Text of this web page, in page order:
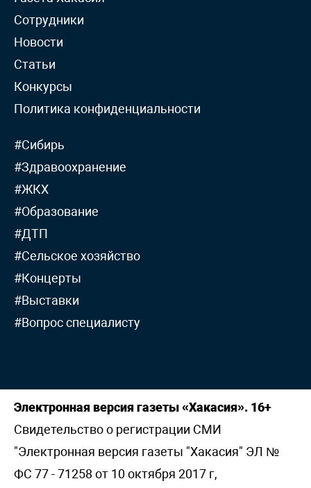
Сотрудники
Новости
Статьи
Конкурсы
Политика конфиденциальности
#Сибирь
#Здравоохранение
#ЖКХ
#Образование
#ДТП
#Сельское хозяйство
#Концерты
#Выставки
#Вопрос специалисту
Электронная версия газеты «Хакасия». 16+
Свидетельство о регистрации СМИ
"Электронная версия газеты "Хакасия" ЭЛ №
ФС 77 - 71258 от 10 октября 2017 г,